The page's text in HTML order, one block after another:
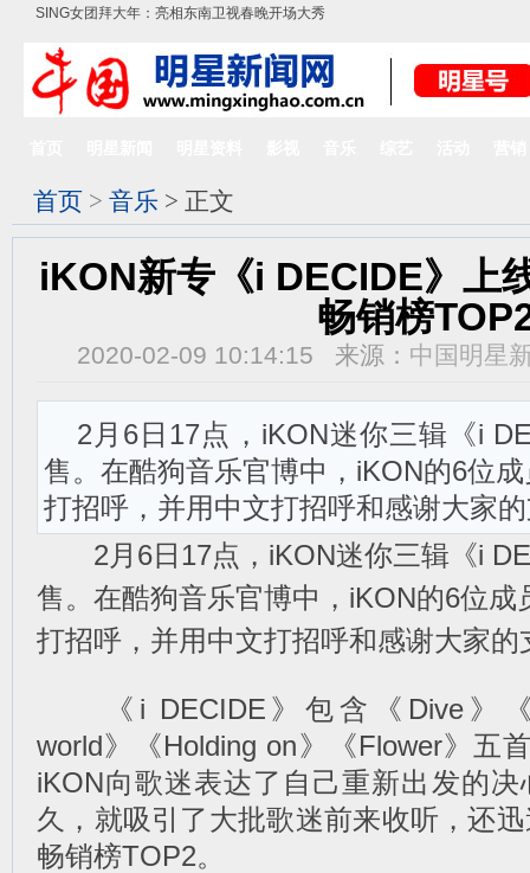
SING女团拜大年：亮相东南卫视春晚开场大秀
首页 > 音乐 > 正文
iKON新专《i DECIDE》上
畅销榜
2020-02-09 10:14:15 来源： 中国明星
2月6日17点，iKON迷你三辑《i
售。在酷狗音乐官博中，iKON的6位
打招呼，并用中文打招呼和感谢大家
2月6日17点，iKON迷你三辑《i
售。在酷狗音乐官博中，iKON的6位成
打招呼，并用中文打招呼和感谢大家的
《i DECIDE》包含《Dive》《
world》《Holding on》《Flower》五
iKON向歌迷表达了自己重新出发的
久，就吸引了大批歌迷前来收听，还
畅销榜TOP2。